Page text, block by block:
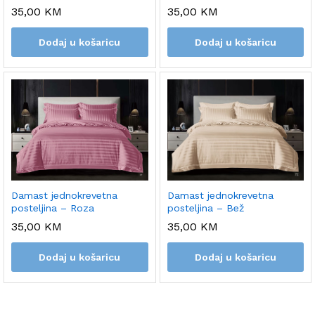
35,00 KM
Dodaj u košaricu
35,00 KM
Dodaj u košaricu
Damast jednokrevetna
posteljina – Roza
35,00 KM
Dodaj u košaricu
Damast jednokrevetna
posteljina – Bež
35,00 KM
Dodaj u košaricu